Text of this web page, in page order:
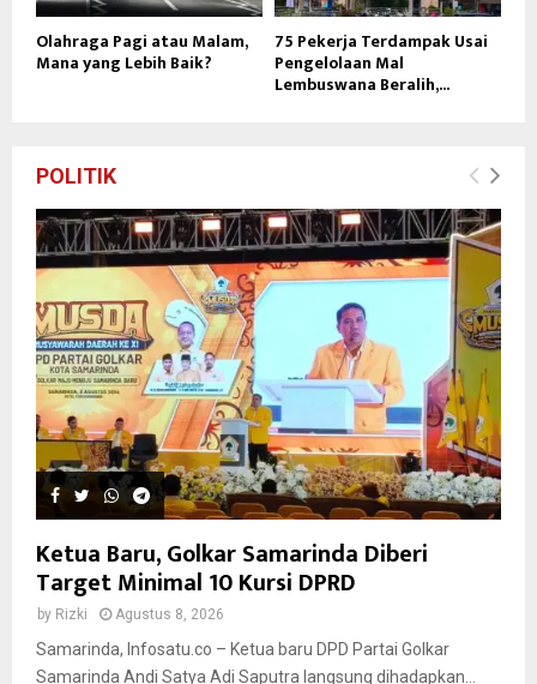
Olahraga Pagi atau Malam,
Mana yang Lebih Baik?
75 Pekerja Terdampak Usai
Pengelolaan Mal
Lembuswana Beralih,...
POLITIK
Ketua Baru, Golkar Samarinda Diberi
Target Minimal 10 Kursi DPRD
by Rizki Agustus 8, 2026
Samarinda, Infosatu.co – Ketua baru DPD Partai Golkar
Samarinda Andi Satya Adi Saputra langsung dihadapkan...